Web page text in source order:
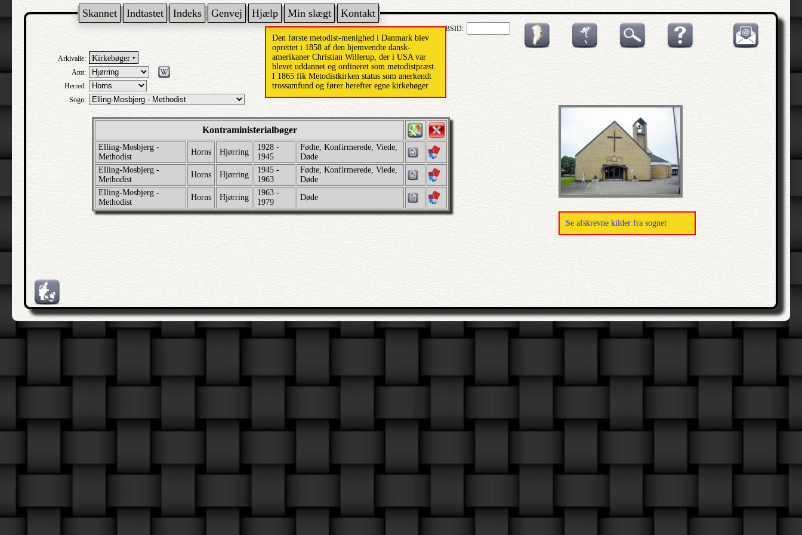
Skannet Indtastet Indeks Genvej Hjælp Min slægt Kontakt
BSID:
Arkivalie: Kirkebøger ‣
Amt:
Herred:
Sogn:
Den første metodist-menighed i Danmark blev
oprettet i 1858 af den hjemvendte dansk-
amerikaner Christian Willerup, der i USA var
blevet uddannet og ordineret som metodistpræst.
I 1865 fik Metodistkirken status som anerkendt
trossamfund og fører herefter egne kirkebøger
Se afskrevne kilder fra sognet
Kontraministerialbøger
Elling-Mosbjerg -
Methodist
Horns Hjørring
1928 -
1945
Fødte, Konfirmerede, Viede,
Døde
Elling-Mosbjerg -
Methodist
Horns Hjørring
1945 -
1963
Fødte, Konfirmerede, Viede,
Døde
Elling-Mosbjerg -
Methodist
Horns Hjørring
1963 -
1979
Døde